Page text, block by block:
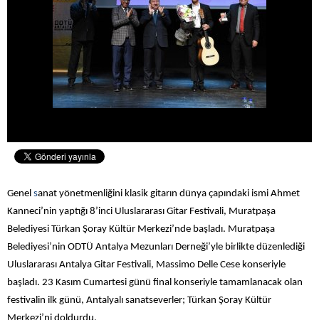
Genel sanat yönetmenliğini klasik gitarın dünya çapındaki ismi Ahmet
Kanneci’nin yaptığı 8’inci Uluslararası Gitar Festivali, Muratpaşa
Belediyesi Türkan Şoray Kültür Merkezi’nde başladı. Muratpaşa
Belediyesi’nin ODTÜ Antalya Mezunları Derneği’yle birlikte düzenlediği
Uluslararası Antalya Gitar Festivali, Massimo Delle Cese konseriyle
başladı. 23 Kasım Cumartesi günü final konseriyle tamamlanacak olan
festivalin ilk günü, Antalyalı sanatseverler; Türkan Şoray Kültür